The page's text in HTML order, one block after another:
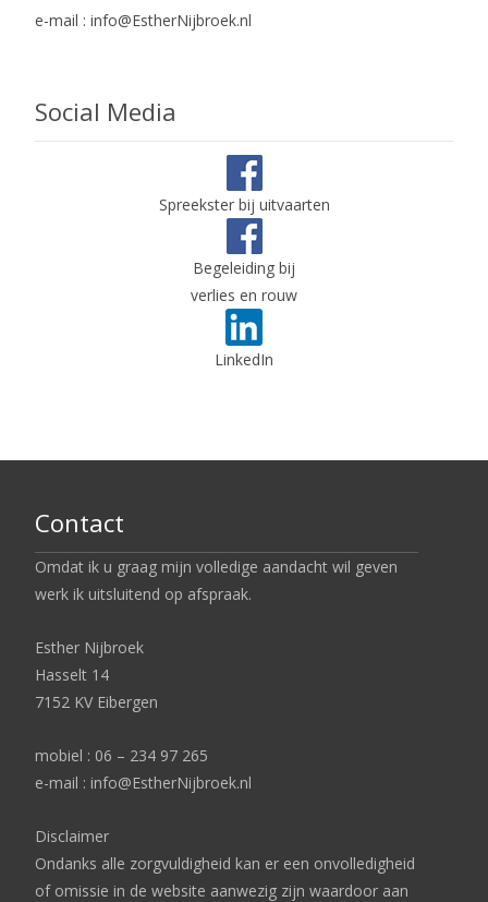
e-mail : info@EstherNijbroek.nl
Social Media
Spreekster bij uitvaarten
Begeleiding bij
verlies en rouw
LinkedIn
Contact
Omdat ik u graag mijn volledige aandacht wil geven
werk ik uitsluitend op afspraak.
Esther Nijbroek
Hasselt 14
7152 KV Eibergen
mobiel : 06 – 234 97 265
e-mail : info@EstherNijbroek.nl
Disclaimer
Ondanks alle zorgvuldigheid kan er een onvolledigheid
of omissie in de website aanwezig zijn waardoor aan